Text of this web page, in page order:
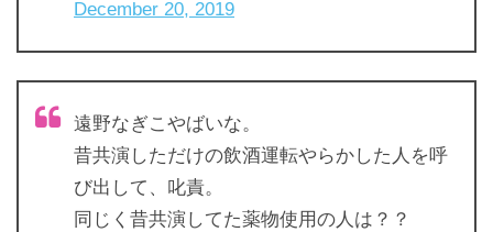
December 20, 2019
遠野なぎこやばいな。
昔共演しただけの飲酒運転やらかした人を呼
び出して、叱責。
同じく昔共演してた薬物使用の人は？？